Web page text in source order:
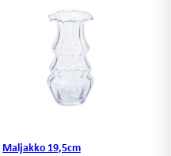
Maljakko 19,5cm